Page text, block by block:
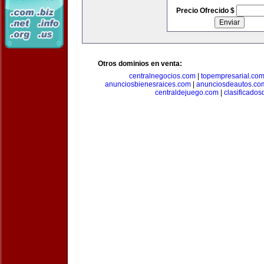
Precio Ofrecido $
Otros dominios en venta:
centralnegocios.com| topempresarial.com
anunciosbienesraices.com|
centraldejuego.com|